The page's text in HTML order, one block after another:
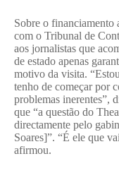
Sobre o
com o Tribunal de
aos jornalistas que
de estado apenas
motivo da visita.
tenho de começar por
problemas inerentes”,
que “a questão do
directamente pelo
Soares]”. “É ele que
afirmou.